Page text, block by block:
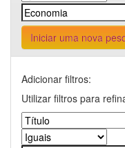
Iniciar uma nova
Adicionar filtros:
Utilizar filtros para